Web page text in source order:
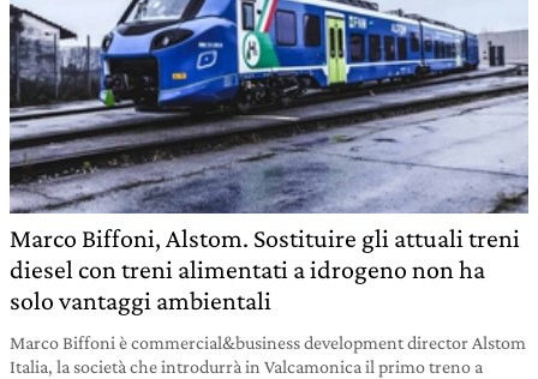
Marco Biffoni, Alstom. Sostituire gli attuali treni
diesel con treni alimentati a idrogeno non ha
solo vantaggi ambientali
Marco Biffoni è commercial&business development director Alstom
Italia, la società che introdurrà in Valcamonica il primo treno a